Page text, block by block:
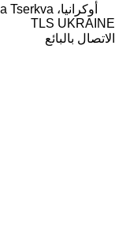
أوكرانيا، Bila Tserkva
TLS UKRAINE
الاتصال بالبائع